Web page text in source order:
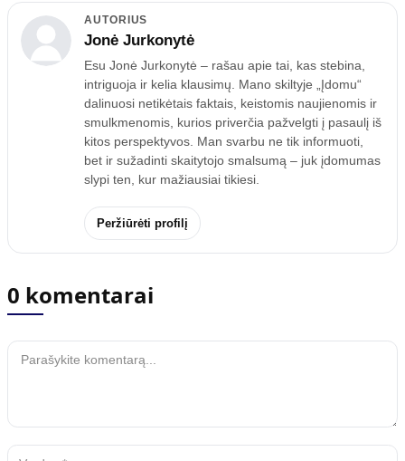
AUTORIUS
Jonė Jurkonytė
Esu Jonė Jurkonytė – rašau apie tai, kas stebina,
intriguoja ir kelia klausimų. Mano skiltyje „Įdomu“
dalinuosi netikėtais faktais, keistomis naujienomis ir
smulkmenomis, kurios priverčia pažvelgti į pasaulį iš
kitos perspektyvos. Man svarbu ne tik informuoti,
bet ir sužadinti skaitytojo smalsumą – juk įdomumas
slypi ten, kur mažiausiai tikiesi.
Peržiūrėti profilį
0 komentarai